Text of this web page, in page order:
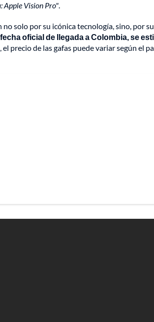
Apple Vision Pro".
solo por su icónica tecnología, sino, por su
oficial de llegada a Colombia, se
el precio de las gafas puede variar según el